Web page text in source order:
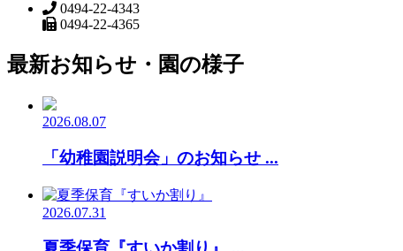
0494-22-4343
0494-22-4365
最新お知らせ・園の様子
2026.08.07
「幼稚園説明会」のお知らせ ...
2026.07.31